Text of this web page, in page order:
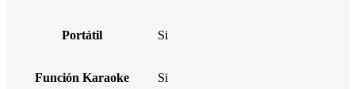
Portátil Si
Función Karaoke Si